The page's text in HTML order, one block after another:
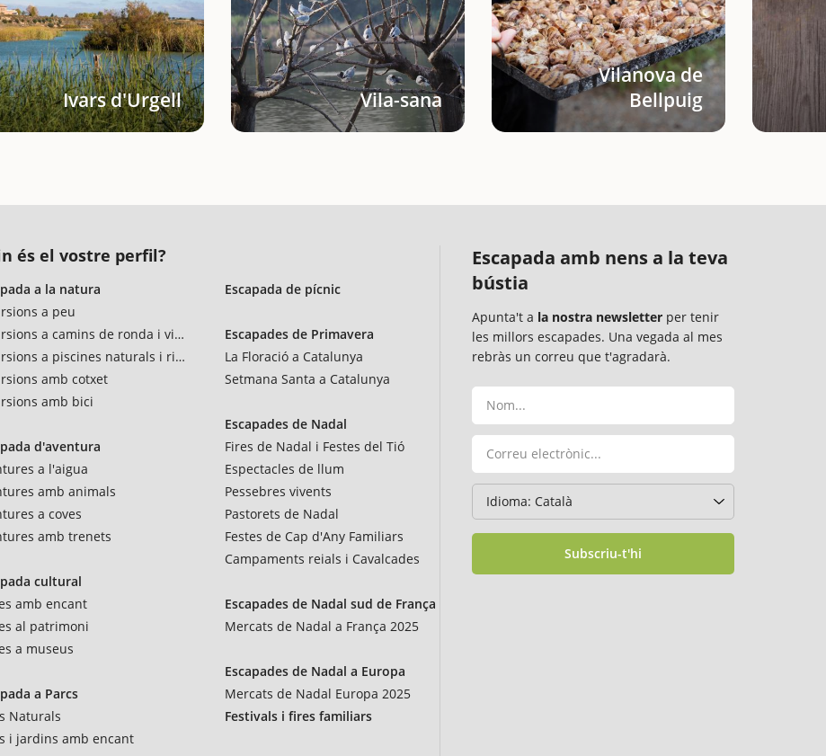
Ivars d'Urgell Vila-sana
Vilanova de
Bellpuig
és el vostre perfil?
a la natura
a peu
a camins de ronda i vies verdes
a piscines naturals i rius
amb cotxet
amb bici
d'aventura
a l'aigua
amb animals
a coves
amb trenets
cultural
amb encant
al patrimoni
a museus
a Parcs
Naturals
i jardins amb encant
Escapada de pícnic
Escapades de Primavera
La Floració a Catalunya
Setmana Santa a Catalunya
Escapades de Nadal
Fires de Nadal i Festes del Tió
Espectacles de llum
Pessebres vivents
Pastorets de Nadal
Festes de Cap d'Any Familiars
Campaments reials i Cavalcades
Escapades de Nadal sud de França
Mercats de Nadal a França 2025
Escapades de Nadal a Europa
Mercats de Nadal Europa 2025
Festivals i fires familiars
Escapada amb nens a la teva
bústia
Apunta't a la nostra newsletter per tenir
les millors escapades. Una vegada al mes
rebràs un correu que t'agradarà.
Subscriu-t'hi